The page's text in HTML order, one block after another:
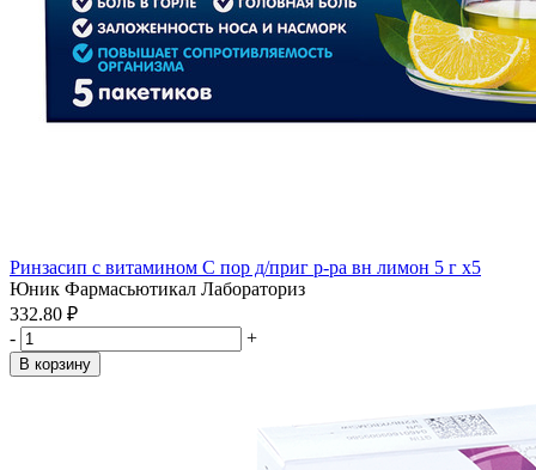
Ринзасип с витамином С пор д/приг р-ра вн лимон 5 г x5
Юник Фармасьютикал Лабораториз
332.80 ₽
-
+
В корзину